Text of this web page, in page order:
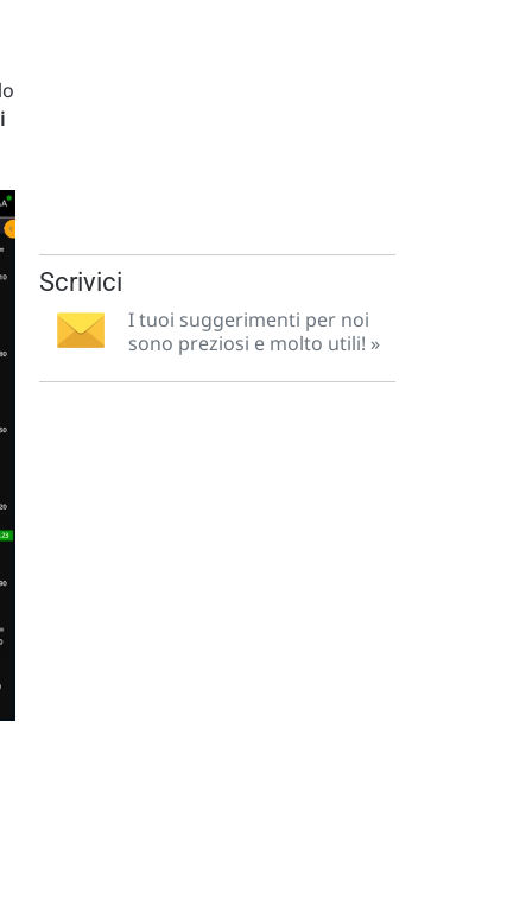
Scrivici
I tuoi suggerimenti per noi
sono preziosi e molto utili! »